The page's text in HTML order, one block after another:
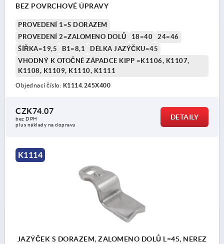
BEZ POVRCHOVÉ ÚPRAVY
PROVEDENÍ 1=S DORAZEM
PROVEDENÍ 2=ZALOMENO DOLŮ
18=40
24=46
ŠÍŘKA=19,5
B1=8,1
DÉLKA JAZÝČKU=45
VHODNÝ K OTOČNÉ ZÁPADCE KIPP =K1106, K1107,
K1108, K1109, K1110, K1111
Objednací číslo: K1114.245X400
CZK74.07
bez DPH
plus náklady na dopravu
DETAILY
K1114
JAZÝČEK S DORAZEM, ZALOMENO DOLŮ L=45, NEREZ